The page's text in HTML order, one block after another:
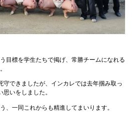
目標を学生たちで掲げ、常勝チームになれる
守できましたが、インカレでは去年掴み取っ
いをしました。
、一同これからも精進してまいります。